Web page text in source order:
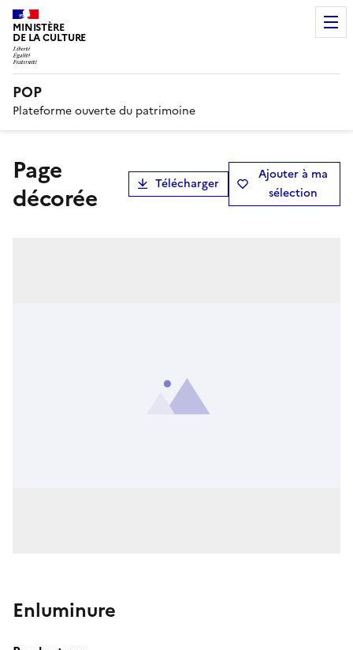
MINISTÈRE
DE LA CULTURE
POP
Plateforme ouverte du patrimoine
Page
décorée
Télécharger
Ajouter à ma
sélection
Enluminure